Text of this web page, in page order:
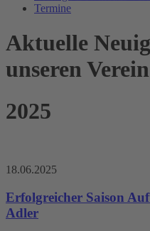
Termine
Aktuelle
unseren Verein
2025
18.06.2025
Erfolgreicher Saison
Adler